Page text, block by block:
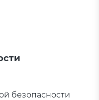
безопасности